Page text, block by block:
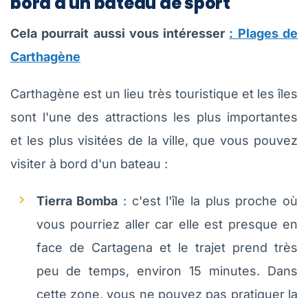
Cela pourrait aussi vous intéresser : Plages de
Carthagène
Carthagène est un lieu très touristique et les îles
sont l'une des attractions les plus importantes
et les plus visitées de la ville, que vous pouvez
visiter à bord d'un bateau :
Tierra Bomba : c'est l'île la plus proche où
vous pourriez aller car elle est presque en
face de Cartagena et le trajet prend très
peu de temps, environ 15 minutes. Dans
cette zone, vous ne pouvez pas pratiquer la